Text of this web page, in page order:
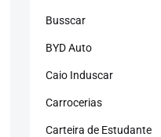
Busscar
BYD Auto
Caio Induscar
Carrocerias
Carteira de Estudante